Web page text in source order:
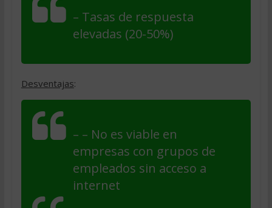
– Tasas de respuesta
elevadas (20-50%)
Desventajas:
– – No es viable en
empresas con grupos de
empleados sin acceso a
internet